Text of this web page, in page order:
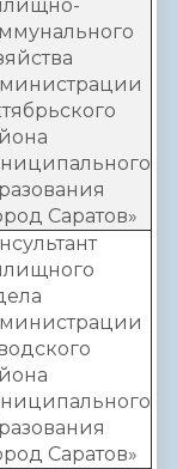
Саратов»
Саратов»